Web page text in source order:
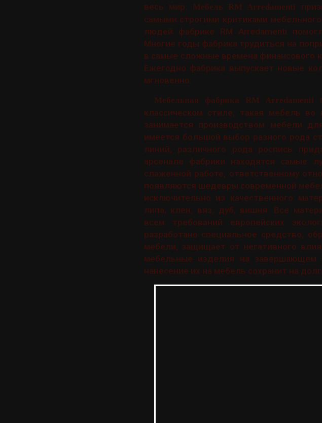
весь мир.
Мебель RM Arredamenti
самыми строгими критиками
людей фабрике RM Arredamenti
Многие годы фабрика трудиться на
в самые сложные времена финансового
Ежегодно фабрика выпускает новые
мгновенно.
Мебельная фабрика RM Arredamenti
классическом стиле, такая мебель
занимается производством мебели
имеется большой выбор разного рода
линий, различного рода роспись
арсенале фабрики находятся самые
слаженной работе, ответственному
появляются шедевры современной
исключительно из качественного
липа, клен, вяз, дуб, вишня. Все
всем требований европейских
разработано специальное средство,
мебели, защищает от негативного
мебельные изделия на завершающем
нанесение их на мебель сохранит на